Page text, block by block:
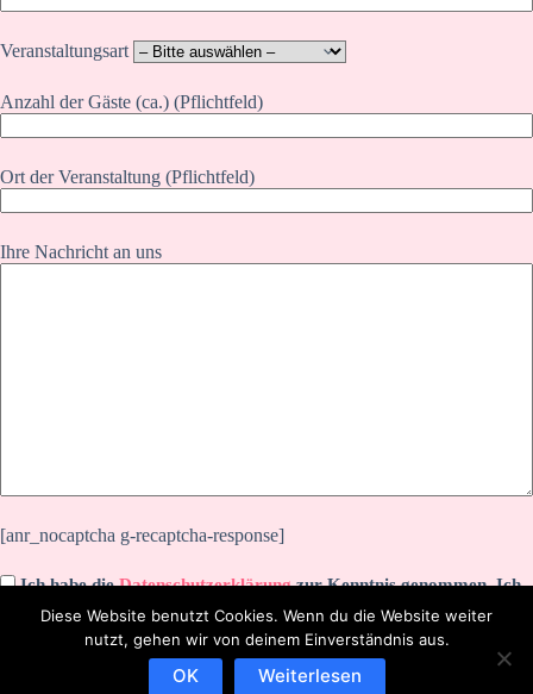
Veranstaltungsart
Anzahl der Gäste (ca.) (Pflichtfeld)
Ort der Veranstaltung (Pflichtfeld)
Ihre Nachricht an uns
[anr_nocaptcha g-recaptcha-response]
Ich habe dieDatenschutzerklärungzur Kenntnis genommen. Ich
Rückfragen dauerhaft gespeichert werden.
Diese Website benutzt Cookies. Wenn du die Website weiter
nutzt, gehen wir von deinem Einverständnis aus.
OK Weiterlesen